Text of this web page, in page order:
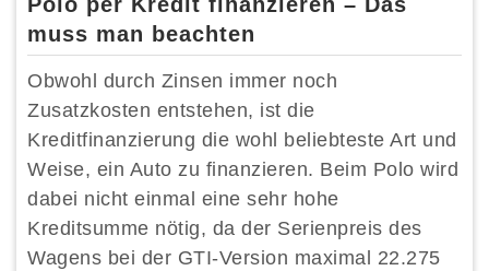
muss man beachten
Obwohl durch Zinsen immer noch
Zusatzkosten entstehen, ist die
Kreditfinanzierung die wohl beliebteste Art und
Weise, ein Auto zu finanzieren. Beim Polo wird
dabei nicht einmal eine sehr hohe
Kreditsumme nötig, da der Serienpreis des
Wagens bei der GTI-Version maximal 22.275